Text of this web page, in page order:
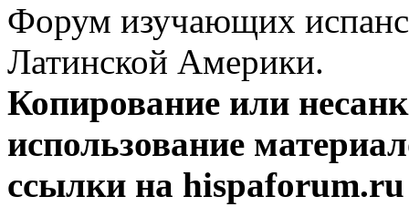
Форум изучающих
Латинской Америки.
Копирование или
использование
ссылки на hispaforum.ru